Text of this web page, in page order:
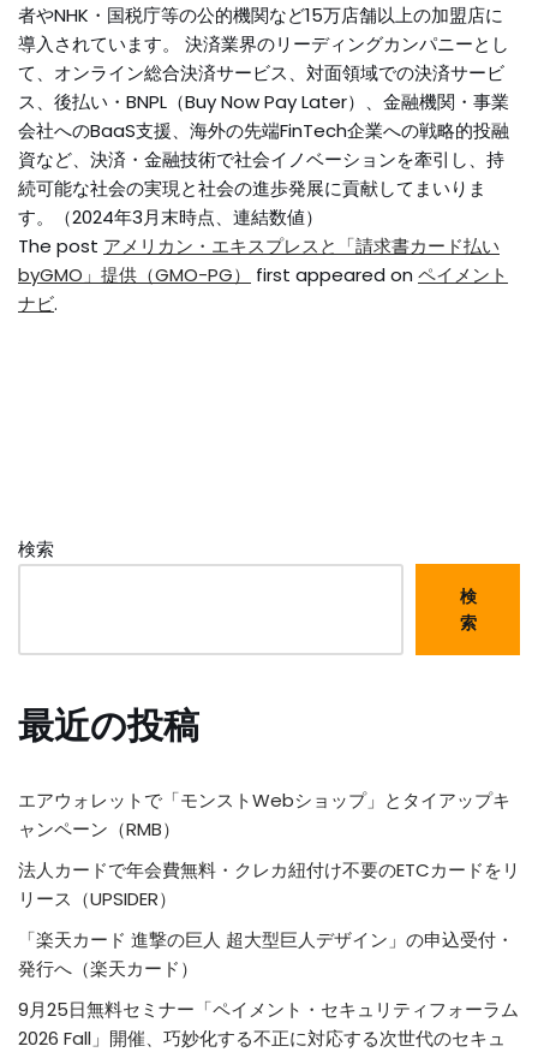
者やNHK・国税庁等の公的機関など15万店舗以上の加盟店に
導入されています。 決済業界のリーディングカンパニーとし
て、オンライン総合決済サービス、対面領域での決済サービ
ス、後払い・BNPL（Buy Now Pay Later）、金融機関・事業
会社へのBaaS支援、海外の先端FinTech企業への戦略的投融
資など、決済・金融技術で社会イノベーションを牽引し、持
続可能な社会の実現と社会の進歩発展に貢献してまいりま
す。（2024年3月末時点、連結数値）
The post アメリカン・エキスプレスと「請求書カード払い
byGMO」提供（GMO-PG）
first appeared on ペイメント
ナビ.
検索
検
索
最近の投稿
エアウォレットで「モンストWebショップ」とタイアップキ
ャンペーン（RMB）
法人カードで年会費無料・クレカ紐付け不要のETCカードをリ
リース（UPSIDER）
「楽天カード 進撃の巨人 超大型巨人デザイン」の申込受付・
発行へ（楽天カード）
9月25日無料セミナー「ペイメント・セキュリティフォーラム
2026 Fall」開催、巧妙化する不正に対応する次世代のセキュ